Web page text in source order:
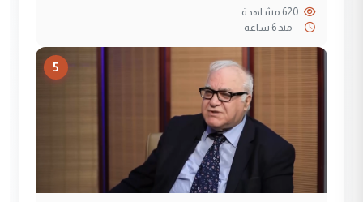
--منذ 6 ساعة
5